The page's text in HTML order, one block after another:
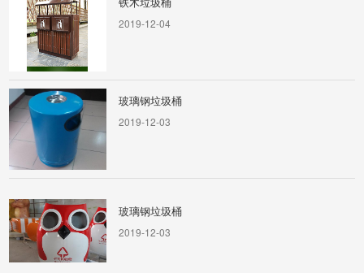
2019-12-04
2019-12-03
2019-12-03